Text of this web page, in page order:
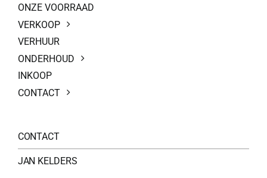
ONZE VOORRAAD
VERKOOP
VERHUUR
ONDERHOUD
INKOOP
CONTACT
CONTACT
JAN KELDERS